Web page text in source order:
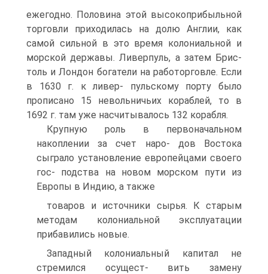
ежегодно. Половина этой высокоприбыльной
торговли приходилась на долю Англии, как
самой сильной в это время колониальной и
морской державы. Ливерпуль, а затем Брис-
толь и Лондон богатели на работорговле. Если
в 1630 г. к ливер- пульскому порту было
прописано 15 невольничьих кораблей, то в
1692 г. там уже насчитывалось 132 корабля.
Крупную роль в первоначальном
накоплении за счет наро- дов Востока
сыграло установление европейцами своего
гос- подства на новом морском пути из
Европы в Индию, а также
товаров и источники сырья. К старым
методам колониальной эксплуатации
прибавились новые.
Западный колониальный капитал не
стремился осущест- вить замену